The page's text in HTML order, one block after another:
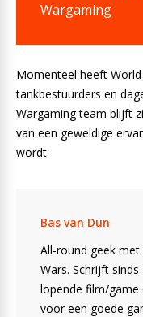
Wargaming
Momenteel heeft
tankbestuurders en
Wargaming team blijft
van een geweldige
wordt.
Bas van Dun
All-round geek
Wars. Schrijft
lopende film/game
voor een goede